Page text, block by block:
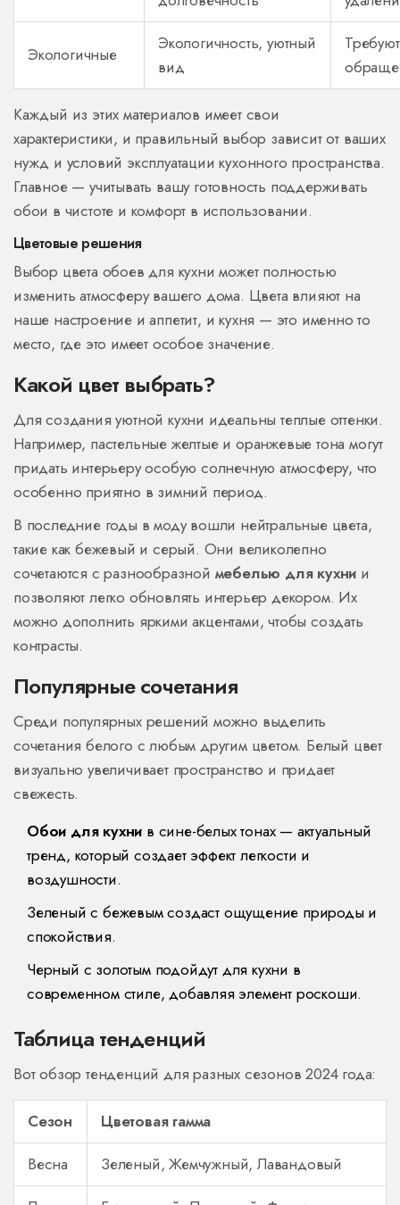
Экологичные
Экологичность, уютный
вид
Каждый из этих материалов имеет свои
характеристики, и правильный выбор зависит от ваших
нужд и условий эксплуатации кухонного пространства.
Главное — учитывать вашу готовность поддерживать
обои в чистоте и комфорт в использовании.
Цветовые решения
Выбор цвета обоев для кухни может полностью
изменить атмосферу вашего дома. Цвета влияют на
наше настроение и аппетит, и кухня — это именно то
место, где это имеет особое значение.
Какой цвет выбрать?
Для создания уютной кухни идеальны теплые оттенки.
Например, пастельные желтые и оранжевые тона могут
придать интерьеру особую солнечную атмосферу, что
особенно приятно в зимний период.
В последние годы в моду вошли нейтральные цвета,
такие как бежевый и серый. Они великолепно
сочетаются с разнообразной мебелью для кухни и
позволяют легко обновлять интерьер декором. Их
можно дополнить яркими акцентами, чтобы создать
контрасты.
Популярные сочетания
Среди популярных решений можно выделить
сочетания белого с любым другим цветом. Белый цвет
визуально увеличивает пространство и придает
свежесть.
Обои для кухни в сине-белых тонах — актуальный
тренд, который создает эффект легкости и
воздушности.
Зеленый с бежевым создаст ощущение природы и
спокойствия.
Черный с золотым подойдут для кухни в
современном стиле, добавляя элемент роскоши.
Таблица тенденций
Вот обзор тенденций для разных сезонов 2024 года:
Сезон
Цветовая гамма
Весна
Зеленый, Жемчужный, Лавандовый